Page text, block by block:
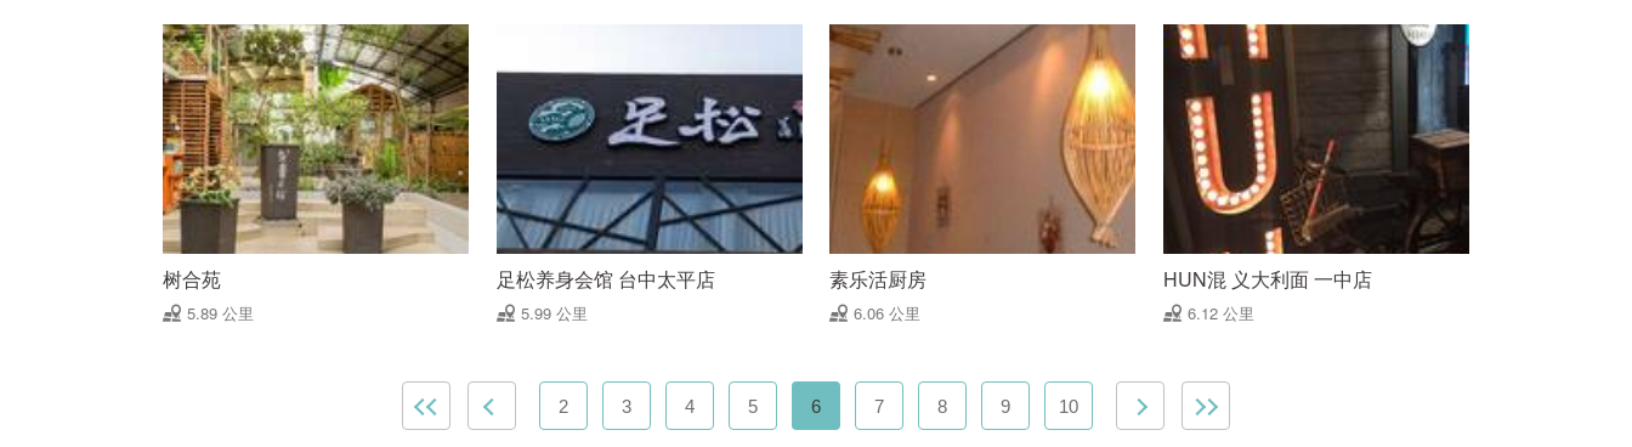
树合苑
5.89 公里
足松养身会馆 台中太平店
5.99 公里
素乐活厨房
6.06 公里
HUN混 义大利面 一中店
6.12 公里
2 3 4 5 6 7 8 9 10